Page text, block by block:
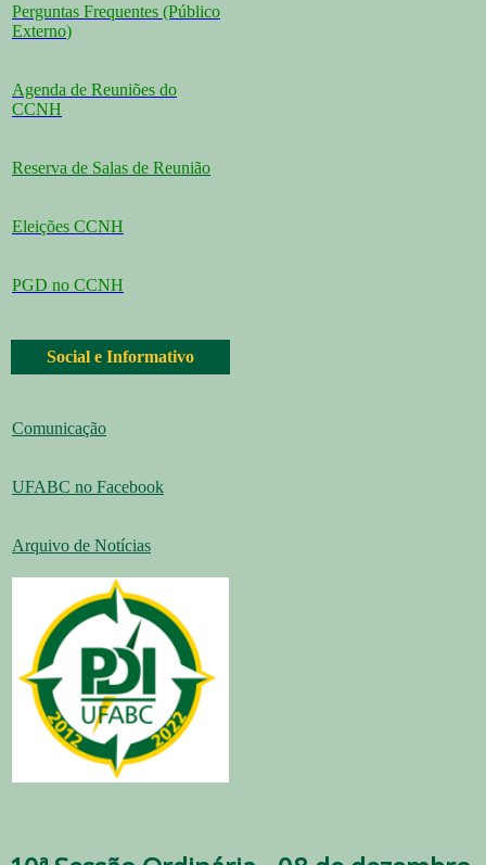
Perguntas Frequentes (Público
Externo)
Agenda de Reuniões do
CCNH
Reserva de Salas de Reunião
Eleições CCNH
PGD no CCNH
Social e Informativo
Comunicação
UFABC no Facebook
Arquivo de Notícias